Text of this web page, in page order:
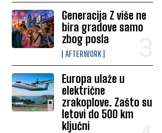
Generacija Z više ne
bira gradove samo
zbog posla
AFTERWORK
Europa ulaže u
električne
zrakoplove. Zašto su
letovi do 500 km
ključni